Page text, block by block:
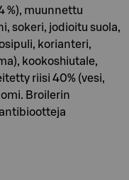
%), muunnettu
sokeri, jodioitu suola,
korianteri,
kookoshiutale,
riisi 40% (vesi,
Broilerin